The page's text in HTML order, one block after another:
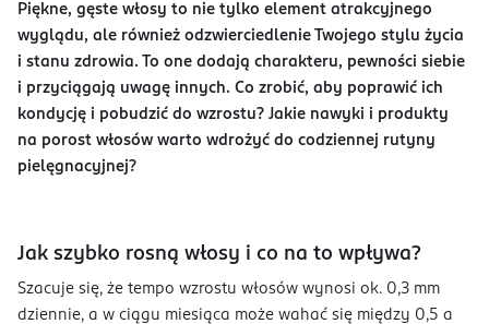
Piękne, gęste włosy to nie tylko element atrakcyjnego
wyglądu, ale również odzwierciedlenie Twojego stylu życia
i stanu zdrowia. To one dodają charakteru, pewności siebie
i przyciągają uwagę innych. Co zrobić, aby poprawić ich
kondycję i pobudzić do wzrostu? Jakie nawyki i produkty
na porost włosów warto wdrożyć do codziennej rutyny
pielęgnacyjnej?
Jak szybko rosną włosy i co na to wpływa?
Szacuje się, że tempo wzrostu włosów wynosi ok. 0,3 mm
dziennie, a w ciągu miesiąca może wahać się między 0,5 a